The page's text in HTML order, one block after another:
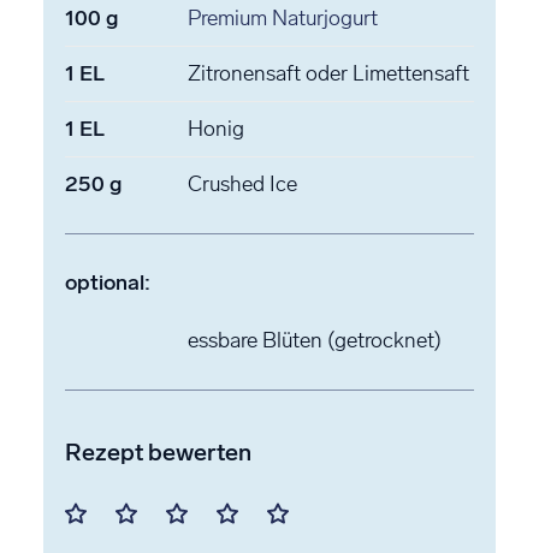
100 g Premium Naturjogurt
1 EL Zitronensaftoder Limettensaft
1 EL Honig
250 g Crushed Ice
optional:
essbare Blüten (getrocknet)
Rezept bewerten
Mit Mit Mit Mit Mit